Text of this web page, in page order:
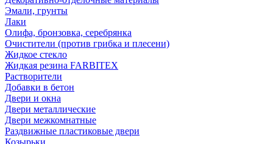
Эмали, грунты
Лаки
Олифа, бронзовка, серебрянка
Очистители (против грибка и плесени)
Жидкое стекло
Жидкая резина FARBITEX
Растворители
Добавки в бетон
Двери и окна
Двери металлические
Двери межкомнатные
Раздвижные пластиковые двери
Козырьки